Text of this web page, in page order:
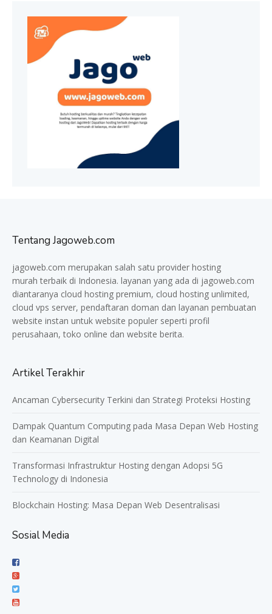
Tentang Jagoweb.com
jagoweb.com merupakan salah satu provider hosting
murah terbaik di Indonesia. layanan yang ada di jagoweb.com
diantaranya cloud hosting premium, cloud hosting unlimited,
cloud vps server, pendaftaran doman dan layanan pembuatan
website instan untuk website populer seperti profil
perusahaan, toko online dan website berita.
Artikel Terakhir
Ancaman Cybersecurity Terkini dan Strategi Proteksi Hosting
Dampak Quantum Computing pada Masa Depan Web Hosting
dan Keamanan Digital
Transformasi Infrastruktur Hosting dengan Adopsi 5G
Technology di Indonesia
Blockchain Hosting: Masa Depan Web Desentralisasi
Sosial Media